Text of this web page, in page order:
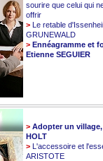
sourire que celui qui
offrir
> Le retable
GRUNEWALD
> Ennéagramme et
Etienne SEGUIER
> Adopter un
HOLT
> L'accessoire et
ARISTOTE